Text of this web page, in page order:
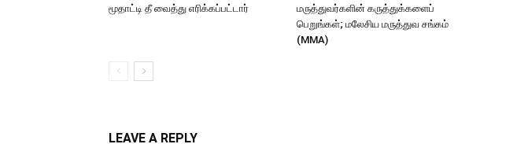
மூதாட்டி தீ வைத்து எரிக்கப்பட்டார்
மருத்துவர்களின் கருத்துக்களைப்
பெறுங்கள்; மலேசிய மருத்துவ சங்கம்
(MMA)
LEAVE A REPLY